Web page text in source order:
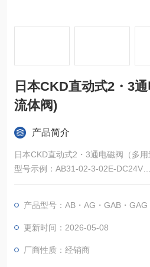
日本CKD直动式2・3
流体阀)
产品简介
日本CKD直动式2・3通电磁阀（多
型号示例：AB31-02-3-02E-DC24V
拆解：AB（2 通阀） + 31（通径 /
V（电压）。
细分维度：按通径（φ1.5/2.0/2.3/
产品型号：AB・AG・GAB・GAG
更新时间：2026-05-08
厂商性质：经销商